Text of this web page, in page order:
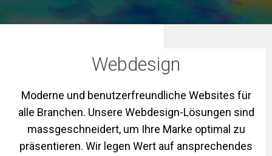
Webdesign
Moderne und benutzerfreundliche Websites für
alle Branchen. Unsere Webdesign-Lösungen sind
massgeschneidert, um Ihre Marke optimal zu
präsentieren. Wir legen Wert auf ansprechendes